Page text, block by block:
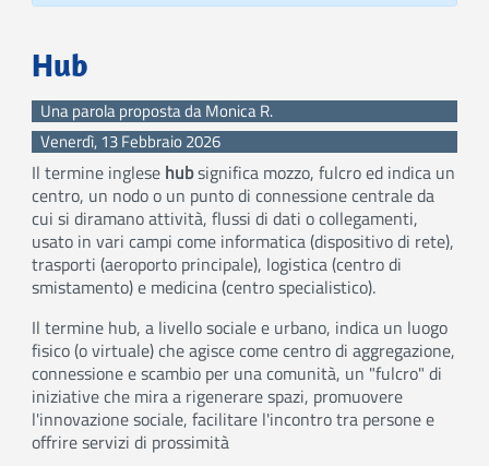
Hub
Una parola proposta da Monica R.
Venerdì, 13 Febbraio 2026
Il termine inglese hubsignifica mozzo, fulcro ed indica un
centro, un nodo o un punto di connessione centrale da
cui si diramano attività, flussi di dati o collegamenti,
usato in vari campi come informatica (dispositivo di rete),
trasporti (aeroporto principale), logistica (centro di
smistamento) e medicina (centro specialistico).
Il termine hub, a livello sociale e urbano, indica un luogo
fisico (o virtuale) che agisce come centro di aggregazione,
connessione e scambio per una comunità, un "fulcro" di
iniziative che mira a rigenerare spazi, promuovere
l'innovazione sociale, facilitare l'incontro tra persone e
offrire servizi di prossimità